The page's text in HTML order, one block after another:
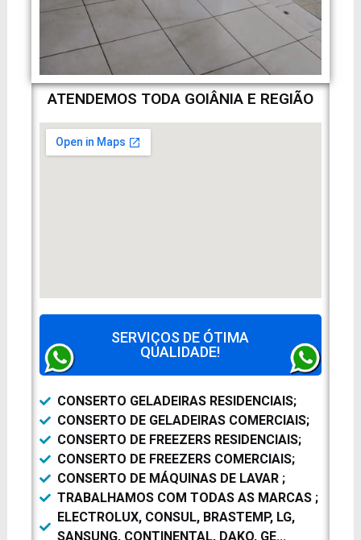
ATENDEMOS TODA GOIÂNIA E REGIÃO
SERVIÇOS DE ÓTIMA
QUALIDADE!
CONSERTO GELADEIRAS RESIDENCIAIS;
CONSERTO DE GELADEIRAS COMERCIAIS;
CONSERTO DE FREEZERS RESIDENCIAIS;
CONSERTO DE FREEZERS COMERCIAIS;
CONSERTO DE MÁQUINAS DE LAVAR ;
TRABALHAMOS COM TODAS AS MARCAS ;
ELECTROLUX, CONSUL, BRASTEMP, LG,
SANSUNG, CONTINENTAL, DAKO, GE...